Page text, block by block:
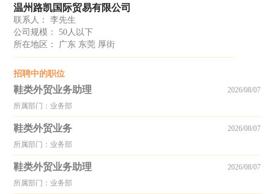
温州路凯国际贸易有限公司
联系人： 李先生
公司规模： 50人以下
所在地区： 广东 东莞 厚街
招聘中的职位
鞋类外贸业务助理
所属部门：业务部
2026/08/07
鞋类外贸业务
所属部门：业务部
2026/08/07
鞋类外贸业务助理
所属部门：业务部
2026/08/07